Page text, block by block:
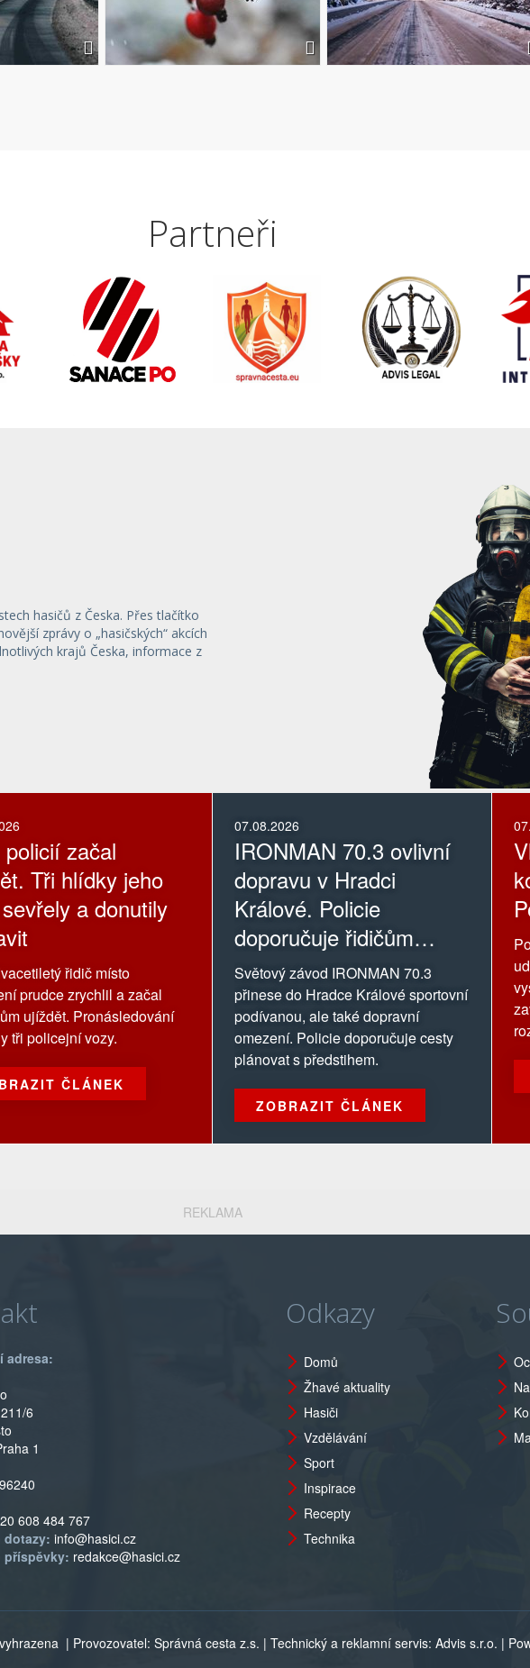
Partneři
hasičů z Česka. Přes tlačítko
zprávy o „hasičských“ akcích
krajů Česka, informace z
07.08.2026
IRONMAN 70.3 ovlivní
dopravu v Hradci
Králové. Policie
doporučuje řidičům
oblasti závodu se
vyhnout
Světový závod IRONMAN 70.3
přinese do Hradce Králové sportovní
podívanou, ale také dopravní
omezení. Policie doporučuje cesty
plánovat s předstihem.
ZOBRAZIT ČLÁNEK
policií začal
Tři hlídky jeho
a donutily
řidič místo
prudce zrychlil a začal
ujíždět. Pronásledování
tři policejní vozy.
ČLÁNEK
REKLAMA
adresa:
6
1
608 484 767
dotazy: info@hasici.cz
příspěvky: redakce@hasici.cz
Odkazy
Domů
Žhavé aktuality
Hasiči
Vzdělávání
Sport
Inspirace
Recepty
Technika
| Provozovatel: Správná cesta z.s. | Technický a reklamní servis: Advis s.r.o. |